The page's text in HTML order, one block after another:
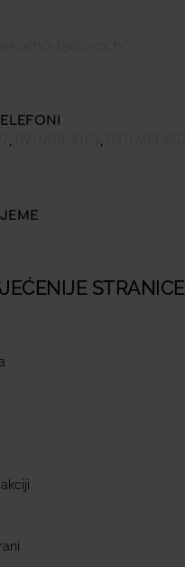
STRANICE